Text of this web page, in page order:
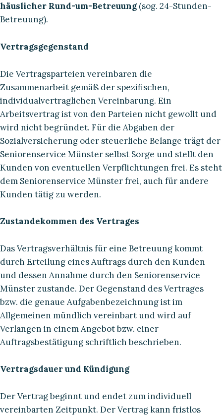
häuslicher Rund-um-Betreuung(sog. 24-Stunden-
Betreuung).
Vertragsgegenstand
Die Vertragsparteien vereinbaren die
Zusammenarbeit gemäß der spezifischen,
individualvertraglichen Vereinbarung. Ein
Arbeitsvertrag ist von den Parteien nicht gewollt und
wird nicht begründet. Für die Abgaben der
Sozialversicherung oder steuerliche Belange trägt der
Seniorenservice Münster selbst Sorge und stellt den
Kunden von eventuellen Verpflichtungen frei. Es steht
dem Seniorenservice Münster frei, auch für andere
Kunden tätig zu werden.
Zustandekommen des Vertrages
Das Vertragsverhältnis für eine Betreuung kommt
durch Erteilung eines Auftrags durch den Kunden
und dessen Annahme durch den Seniorenservice
Münster zustande. Der Gegenstand des Vertrages
bzw. die genaue Aufgabenbezeichnung ist im
Allgemeinen mündlich vereinbart und wird auf
Verlangen in einem Angebot bzw. einer
Auftragsbestätigung schriftlich beschrieben.
Vertragsdauer und Kündigung
Der Vertrag beginnt und endet zum individuell
vereinbarten Zeitpunkt. Der Vertrag kann fristlos